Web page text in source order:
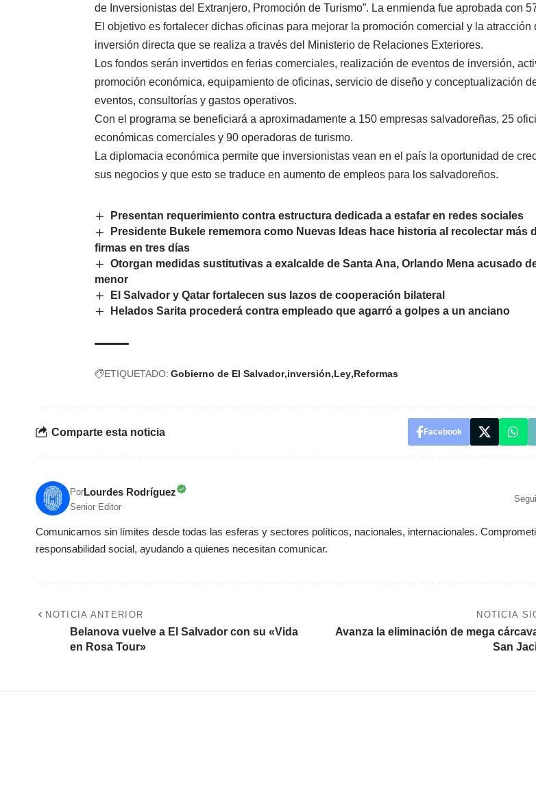
de Inversionistas del Extranjero, Promoción de Turismo”. La enmienda fue aprobada con
El objetivo es fortalecer dichas oficinas para mejorar la promoción comercial y la atracción
inversión directa que se realiza a través del Ministerio de Relaciones Exteriores.
Los fondos serán invertidos en ferias comerciales, realización de eventos de inversión,
promoción económica, equipamiento de oficinas, servicio de diseño y conceptualización
eventos, consultorías y gastos operativos.
Con el programa se beneficiará a aproximadamente a 150 empresas salvadoreñas, 25
económicas comerciales y 90 operadoras de turismo.
La diplomacia económica permite que inversionistas vean en el país la oportunidad de
sus negocios y que esto se traduce en aumento de empleos para los salvadoreños.
Presentan requerimiento contra estructura dedicada a estafar en redes sociales
Presidente Bukele rememora como Nuevas Ideas hace historia al recolectar más
firmas en tres días
Otorgan medidas sustitutivas a exalcalde de Santa Ana, Orlando Mena acusado
menor
El Salvador y Qatar fortalecen sus lazos de cooperación bilateral
Helados Sarita procederá contra empleado que agarró a golpes a un anciano
ETIQUETADO: Gobierno de El Salvador inversión Ley Reformas
Comparte esta noticia Facebook
PorLourdes Rodríguez
Senior Editor
Comunicamos sin límites desde todas las esferas y sectores políticos, nacionales, internacionales.
responsabilidad social, ayudando a quienes necesitan comunicar.
NOTICIA ANTERIOR
Belanova vuelve a El Salvador con su «Vida
en Rosa Tour»
NOTICIA
Avanza la eliminación de mega
San